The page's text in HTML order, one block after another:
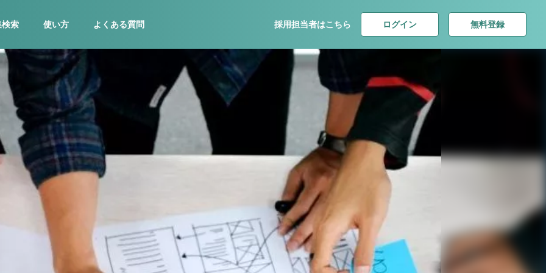
検索 使い方 よくある質問 採用担当者はこちら ログイン 無料登録